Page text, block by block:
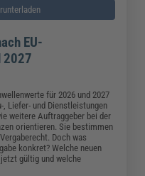
EU-
2027
für 2026 und 2027
, Liefer- und Dienstleistungen
weitere Auftraggeber bei der
orientieren. Sie bestimmen
Doch was
konkret? Welche neuen
gültig und welche